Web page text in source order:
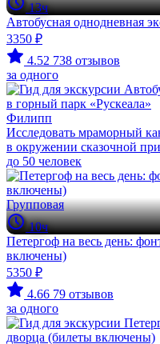
13ч
Автобусная однодневная
3350 ₽
4.52 738 отзывов
за одного
Филипп
Исследовать мраморный
в окружении сказочной
до 50 человек
Групповая
10ч
Петергоф на весь день:
включены)
5350 ₽
4.66 79 отзывов
за одного